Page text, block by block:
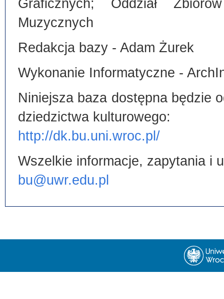
Graficznych; Oddział
Muzycznych
Redakcja bazy - Adam Żurek
Wykonanie Informatyczne -
Niniejsza baza dostępna będzie
dziedzictwa kulturowego:
http://dk.bu.uni.wroc.pl/
Wszelkie informacje, zapytania i
bu@uwr.edu.pl